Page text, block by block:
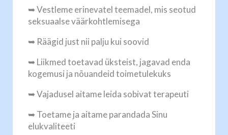
➥ Vestleme erinevatel teemadel, mis seotud
seksuaalse väärkohtlemisega
➥ Räägid just nii palju kui soovid
➥ Liikmed toetavad üksteist, jagavad enda
kogemusi ja nõuandeid toimetulekuks
➥ Vajadusel aitame leida sobivat terapeuti
➥ Toetame ja aitame parandada Sinu
elukvaliteeti